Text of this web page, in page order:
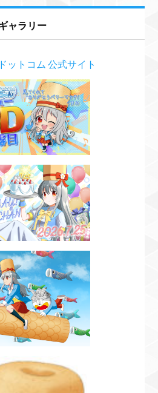
ャラリー